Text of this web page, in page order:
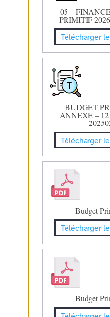
05 –
PRIMITIF
Télécharger
BUDGET
ANNEXE – 12
Télécharger
Budget
Télécharger
Budget